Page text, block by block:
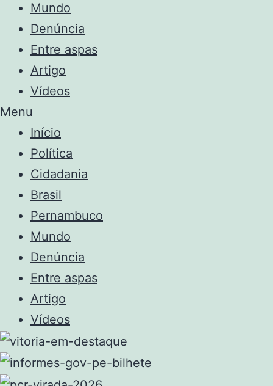
Mundo
Denúncia
Entre aspas
Artigo
Vídeos
Menu
Início
Política
Cidadania
Brasil
Pernambuco
Mundo
Denúncia
Entre aspas
Artigo
Vídeos